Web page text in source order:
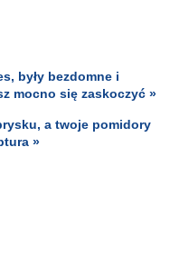
były bezdomne i
mocno się zaskoczyć »
a twoje pomidory
»